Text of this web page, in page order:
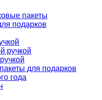
пакеты
подарков
ручкой
для подарков
года